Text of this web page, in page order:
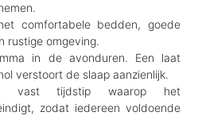
comfortabele bedden, goede
rustige omgeving.
in de avonduren. Een laat
verstoort de slaap aanzienlijk.
vast tijdstip waarop het
zodat iedereen voldoende